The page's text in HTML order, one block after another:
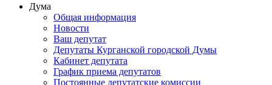
Дума
Общая информация
Новости
Ваш депутат
Депутаты Курганской городской Думы
Кабинет депутата
График приема депутатов
Постоянные депутатские комиссии